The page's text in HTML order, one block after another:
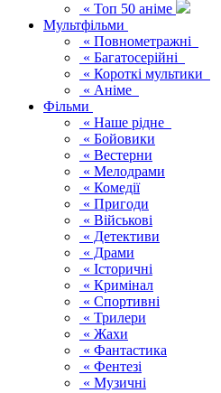
« Топ 50 аніме
Мультфільми
« Повнометражні
« Багатосерійні
« Короткі мультики
« Аніме
Фільми
« Наше рідне
« Бойовики
« Вестерни
« Мелодрами
« Комедії
« Пригоди
« Військові
« Детективи
« Драми
« Історичні
« Кримінал
« Спортивні
« Трилери
« Жахи
« Фантастика
« Фентезі
« Музичні